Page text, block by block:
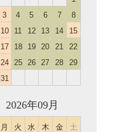
3 4 5 6 7
8
10 11 12 13 14
15
17 18 19 20 21
22
24 25 26 27 28
29
31
2026年09月
月 火 水 木 金 土